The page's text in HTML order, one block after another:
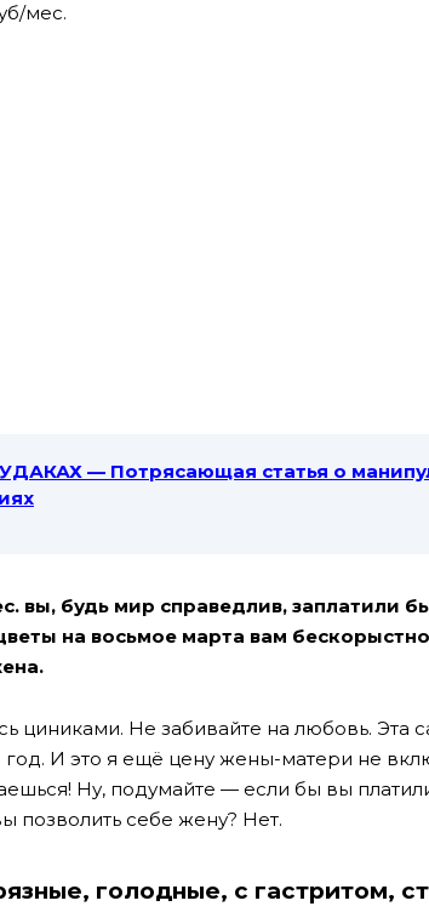
мес.
— Потрясающая статья о
вы, будь мир справедлив, заплатили
на восьмое марта вам
циниками. Не забивайте на любовь. Эта
И это я ещё цену жены-матери не
Ну, подумайте — если бы вы
позволить себе жену? Нет.
голодные, с гастритом,